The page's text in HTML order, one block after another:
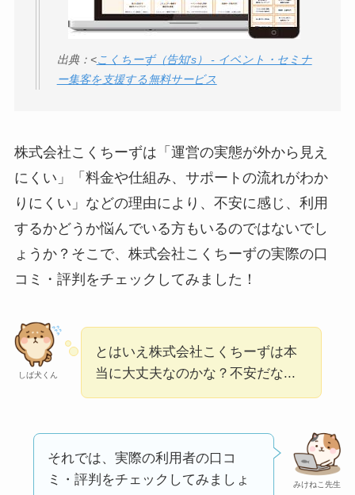
【怪しい？】セルプ
ロモート株式会社の
口コミ・評判 は実際
どう？
実際どう？
ユリカコーポレーシ
ョンは怪しい？口コ
ミ・評価が正直ヤバ
い って本当？
社TAPPの口コミ・評
判は実際どう？
い
って本当？
出典：<こくちーず（告知's） - イベント・セミナ
ー集客を支援する無料サービス
株式会社こくちーずは「運営の実態が外から見え
にくい」「料金や仕組み、サポートの流れがわか
りにくい」などの理由により、不安に感じ、利用
するかどうか悩んでいる方もいるのではないでし
ょうか？そこで、株式会社こくちーずの実際の口
コミ・評判をチェックしてみました！
しば犬くん
とはいえ株式会社こくちーずは本
当に大丈夫なのかな？不安だな...
みけねこ先生
それでは、実際の利用者の口コ
ミ・評判をチェックしてみましょ